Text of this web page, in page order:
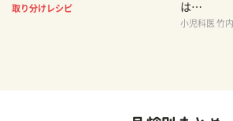
取り分けレシピ
は…
小児科医 竹